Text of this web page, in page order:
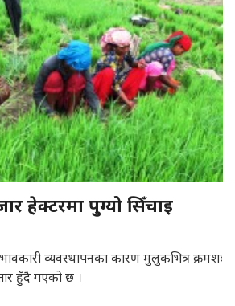
हेक्टरमा पुग्यो सिँचाइ
व्यवस्थापनका कारण मुलुकभित्र क्रमशः
हुँदै गएको छ ।